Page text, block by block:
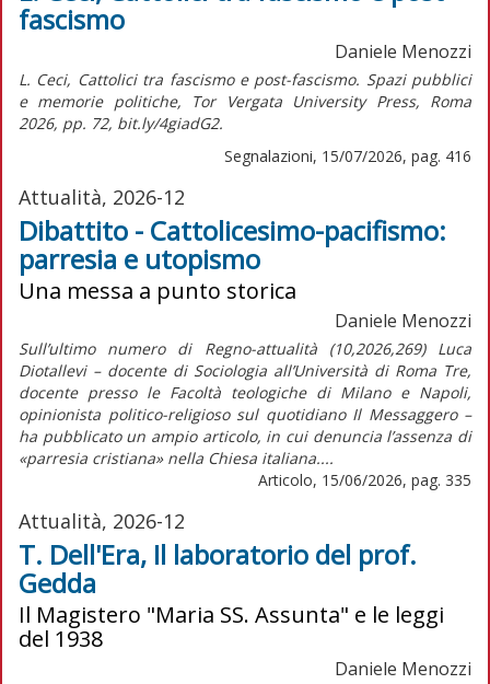
fascismo
Daniele Menozzi
L. Ceci, Cattolici tra fascismo e post-fascismo. Spazi pubblici
e memorie politiche, Tor Vergata University Press, Roma
2026, pp. 72, bit.ly/4giadG2.
Segnalazioni, 15/07/2026, pag. 416
Attualità, 2026-12
Dibattito - Cattolicesimo-pacifismo:
parresia e utopismo
Una messa a punto storica
Daniele Menozzi
Sull’ultimo numero di Regno-attualità (10,2026,269) Luca
Diotallevi – docente di Sociologia all’Università di Roma Tre,
docente presso le Facoltà teologiche di Milano e Napoli,
opinionista politico-religioso sul quotidiano Il Messaggero –
ha pubblicato un ampio articolo, in cui denuncia l’assenza di
«parresia cristiana» nella Chiesa italiana....
Articolo, 15/06/2026, pag. 335
Attualità, 2026-12
T. Dell'Era, Il laboratorio del prof.
Gedda
Il Magistero "Maria SS. Assunta" e le leggi
del 1938
Daniele Menozzi